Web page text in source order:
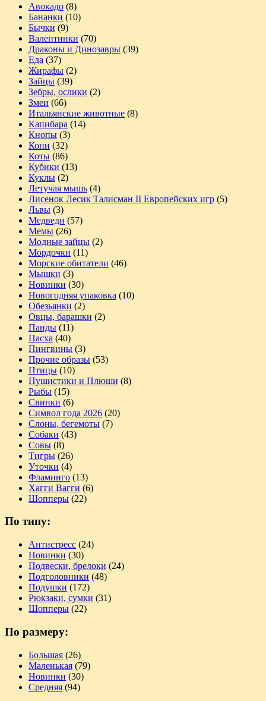
Авокадо (8)
Бананки (10)
Бычки (9)
Валентинки (70)
Драконы и Динозавры (39)
Еда (37)
Жирафы (2)
Зайцы (39)
Зебры, ослики (2)
Змеи (66)
Итальянские животные (8)
Капибара (14)
Кнопы (3)
Кони (32)
Коты (86)
Кубики (13)
Куклы (2)
Летучая мышь (4)
Лисенок Лесик Талисман II Европейских игр (5)
Львы (3)
Медведи (57)
Мемы (26)
Модные зайцы (2)
Мордочки (11)
Морские обитатели (46)
Мышки (3)
Новинки (30)
Новогодняя упаковка (10)
Обезьянки (2)
Овцы, барашки (2)
Панды (11)
Пасха (40)
Пингвины (3)
Прочие образы (53)
Птицы (10)
Пушистики и Плюши (8)
Рыбы (15)
Свинки (6)
Символ года 2026 (20)
Слоны, бегемоты (7)
Собаки (43)
Совы (8)
Тигры (26)
Уточки (4)
Фламинго (13)
Хагги Вагги (6)
Шопперы (22)
По типу:
Антистресс (24)
Новинки (30)
Подвески, брелоки (24)
Подголовники (48)
Подушки (172)
Рюкзаки, сумки (31)
Шопперы (22)
По размеру:
Большая (26)
Маленькая (79)
Новинки (30)
Средняя (94)